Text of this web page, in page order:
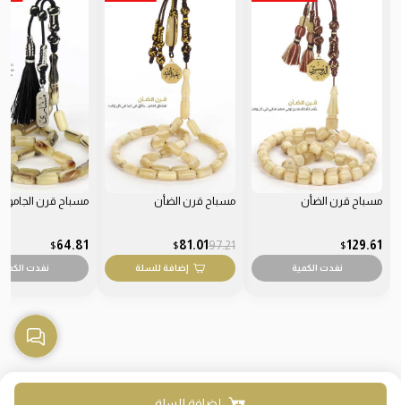
مسباح قرن الضأن
129.61
$
نفدت الكمية
مسباح قرن الضأن
97.21
81.01
$
إضافة للسلة
مسباح قرن
64.81
$
نفدت